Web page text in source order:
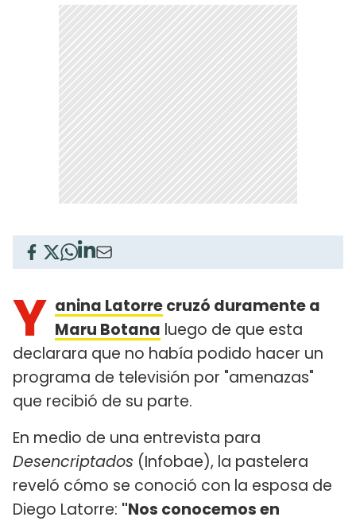
Y anina Latorrecruzó duramente a
Maru Botana luego de que esta
declarara que no había podido hacer un
programa de televisión por "amenazas"
que recibió de su parte.
En medio de una entrevista para
Desencriptados (Infobae), la pastelera
reveló cómo se conoció con la esposa de
Diego Latorre: "Nos conocemos en